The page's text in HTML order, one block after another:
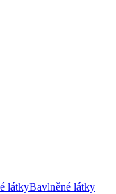
Bavlněné látky